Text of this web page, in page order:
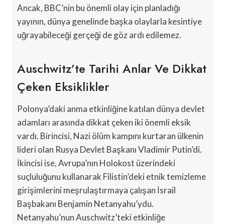
Ancak, BBC’nin bu önemli olay için planladığı
yayının, dünya genelinde başka olaylarla kesintiye
uğrayabileceği gerçeği de göz ardı edilemez.
Auschwitz’te Tarihi Anlar Ve Dikkat
Çeken Eksiklikler
Polonya’daki anma etkinliğine katılan dünya devlet
adamları arasında dikkat çeken iki önemli eksik
vardı. Birincisi, Nazi ölüm kampını kurtaran ülkenin
lideri olan Rusya Devlet Başkanı Vladimir Putin’di.
İkincisi ise, Avrupa’nın Holokost üzerindeki
suçluluğunu kullanarak Filistin’deki etnik temizleme
girişimlerini meşrulaştırmaya çalışan İsrail
Başbakanı Benjamin Netanyahu’ydu.
Netanyahu’nun Auschwitz’teki etkinliğe